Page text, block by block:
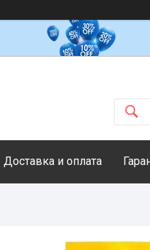
Доставка и оплата